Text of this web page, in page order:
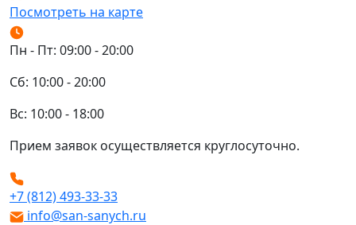
Посмотреть на карте
Пн - Пт: 09:00 - 20:00
Сб: 10:00 - 20:00
Вс: 10:00 - 18:00
Прием заявок осуществляется круглосуточно.
+7 (812) 493-33-33
info@san-sanych.ru